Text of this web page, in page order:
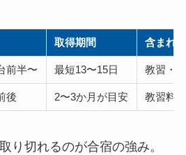
取得期間 含まれ
前半〜 最短13〜15日 教習・
後 2〜3か月が目安 教習料
り切れるのが合宿の強み。